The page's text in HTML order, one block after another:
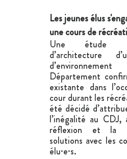
Les jeunes élus
une cours de
Une étude
d’architecture
Département
existante dans
cour durant les
été décidé
l’inégalité au CDJ,
réflexion et la
solutions avec les
élu·e·s.